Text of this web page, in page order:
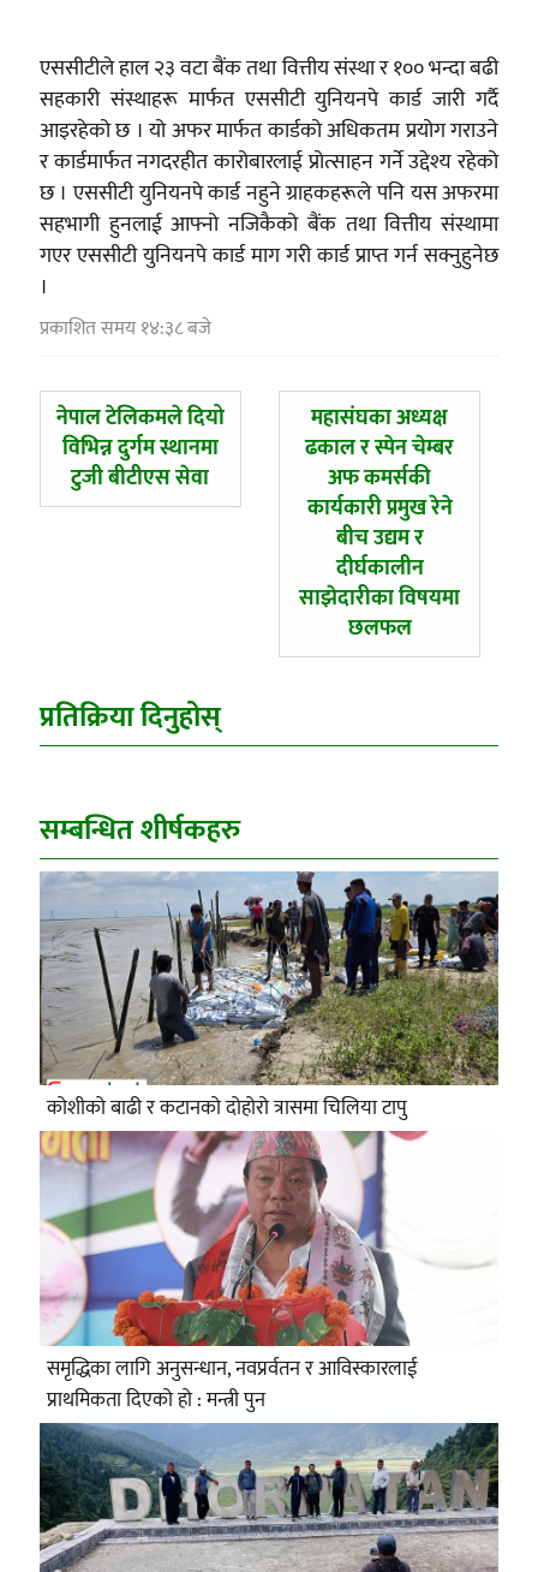
एससीटीले हाल २३ वटा बैंक तथा वित्तीय संस्था र १०० भन्दा बढी
सहकारी संस्थाहरू मार्फत एससीटी युनियनपे कार्ड जारी गर्दै
आइरहेको छ । यो अफर मार्फत कार्डको अधिकतम प्रयोग गराउने
र कार्डमार्फत नगदरहीत कारोबारलाई प्रोत्साहन गर्ने उद्देश्य रहेको
छ । एससीटी युनियनपे कार्ड नहुने ग्राहकहरूले पनि यस अफरमा
सहभागी हुनलाई आफ्नो नजिकैको बैंक तथा वित्तीय संस्थामा
गएर एससीटी युनियनपे कार्ड माग गरी कार्ड प्राप्त गर्न सक्नुहुनेछ
।
प्रकाशित समय १४:३८ बजे
पछिल्लाे
नेपाल टेलिकमले दियो
विभिन्न दुर्गम स्थानमा
टुजी बीटीएस सेवा
अघिल्लाे
-
महासंघका अध्यक्ष
ढकाल र स्पेन चेम्बर
अफ कमर्सकी
कार्यकारी प्रमुख रेने
बीच उद्यम र
दीर्घकालीन
साझेदारीका विषयमा
छलफल
प्रतिक्रिया दिनुहोस्
सम्बन्धित शीर्षकहरु
कोशीको बाढी र कटानको दोहोरो त्रासमा चिलिया टापु
समृद्धिका लागि अनुसन्धान, नवप्रर्वतन र आविस्कारलाई
प्राथमिकता दिएको हो : मन्त्री पुन